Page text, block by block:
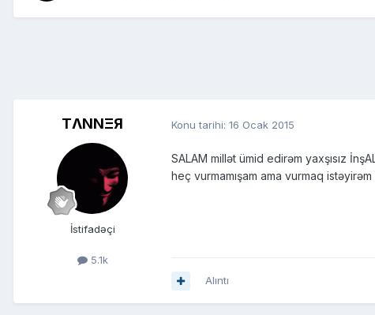
TΛNNΞЯ
İstifadəçi
5.1k
Konu tarihi: 16 Ocak 2015
SALAM millət ümid edirəm yaxşısız
heç vurmamışam ama vurmaq
Alıntı